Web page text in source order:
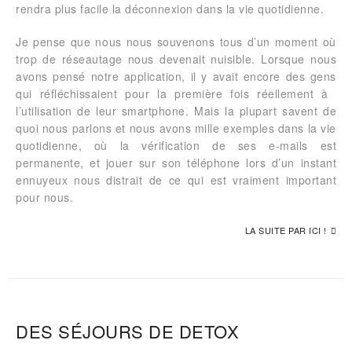
rendra plus facile la déconnexion dans la vie quotidienne.
Je pense que nous nous souvenons tous d’un moment où
trop de réseautage nous devenait nuisible. Lorsque nous
avons pensé notre application, il y avait encore des gens
qui réfléchissaient pour la première fois réellement à ​​
l’utilisation de leur smartphone. Mais la plupart savent de
quoi nous parlons et nous avons mille exemples dans la vie
quotidienne, où la vérification de ses e-mails est
permanente, et jouer sur son téléphone lors d’un instant
ennuyeux nous distrait de ce qui est vraiment important
pour nous.
LA SUITE PAR ICI !
DES SÉJOURS DE DETOX